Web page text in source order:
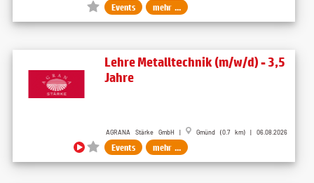
Events mehr ...
Lehre Metalltechnik (m/w/d) - 3,5
Jahre
AGRANA Stärke GmbH | Gmünd (0.7 km) | 06.08.2026
Events mehr ...